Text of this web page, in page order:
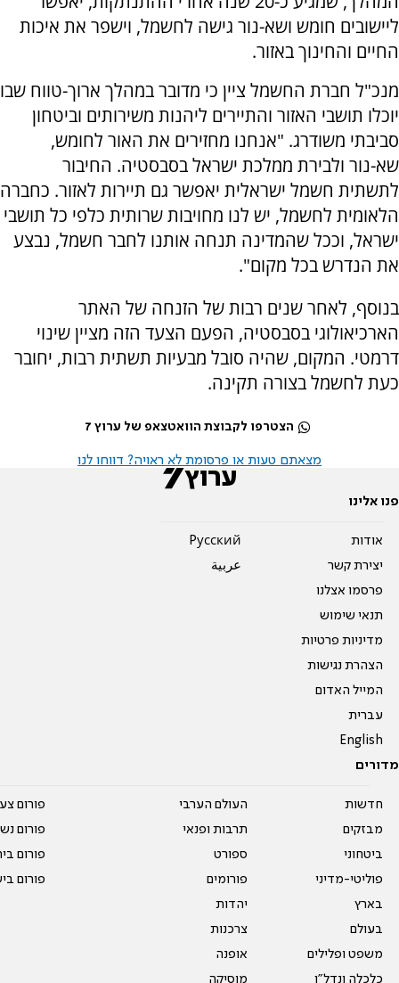
ליישובים חומש ושא-נור גישה לחשמל, וישפר את איכות
החיים והחינוך באזור.
מנכ"ל חברת החשמל ציין כי מדובר במהלך ארוך-טווח שבו
יוכלו תושבי האזור והתיירים ליהנות משירותים וביטחון
סביבתי משודרג. "אנחנו מחזירים את האור לחומש,
שא-נור ולבירת ממלכת ישראל בסבסטיה. החיבור
לתשתית חשמל ישראלית יאפשר גם תיירות לאזור. כחברה
הלאומית לחשמל, יש לנו מחויבות שרותית כלפי כל תושבי
ישראל, וככל שהמדינה תנחה אותנו לחבר חשמל, נבצע
את הנדרש בכל מקום".
בנוסף, לאחר שנים רבות של הזנחה של האתר
הארכיאולוגי בסבסטיה, הפעם הצעד הזה מציין שינוי
דרמטי. המקום, שהיה סובל מבעיות תשתית רבות, יחובר
כעת לחשמל בצורה תקינה.
הצטרפו לקבוצת הוואטצאפ של ערוץ 7
מצאתם טעות או פרסומת לא ראויה? דווחו לנו
פנו אלינו
אודות
יצירת קשר
פרסמו אצלנו
תנאי שימוש
מדיניות פרטיות
הצהרת נגישות
המייל האדום
עברית
English
Pусский
عربية
מדורים
חדשות
מבזקים
ביטחוני
פוליטי-מדיני
בארץ
בעולם
משפט ופלילים
כלכלה ונדל"ן
העולם הערבי
תרבות ופנאי
ספורט
פורומים
יהדות
צרכנות
אופנה
מוסיקה
פורום
פורום
פורום
פורום